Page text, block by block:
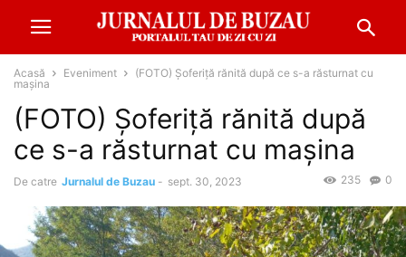
Acasă Eveniment
(FOTO) Șoferiță rănită după ce s-a răsturnat cu
mașina
(FOTO) Șoferiță rănită după
ce s-a răsturnat cu mașina
De catre Jurnalul de Buzau - sept. 30, 2023 0
235